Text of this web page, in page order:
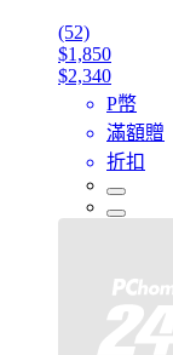
(52)
$1,850
$2,340
P幣
滿額贈
折扣